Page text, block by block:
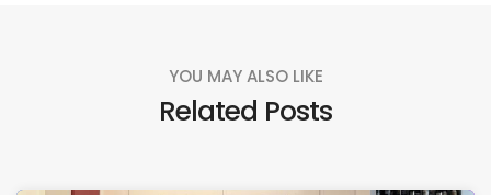
YOU MAY ALSO LIKE
Related Posts